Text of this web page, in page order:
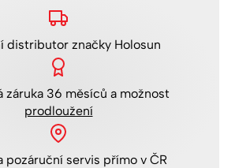
distributor značky Holosun
záruka 36 měsíců a možnost
prodloužení
pozáruční servis přímo v ČR